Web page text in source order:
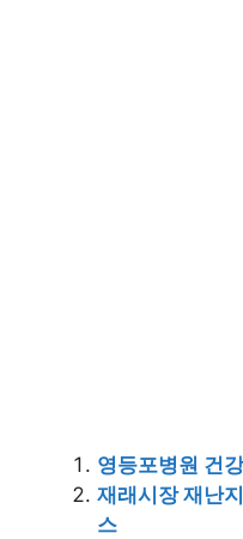
영등포병원 건
재래시장 재난
스